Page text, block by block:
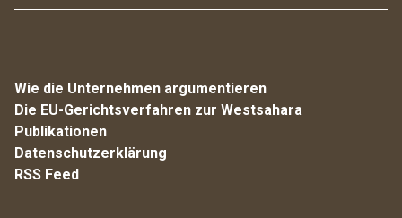
Wie die Unternehmen argumentieren
Die EU-Gerichtsverfahren zur Westsahara
Publikationen
Datenschutzerklärung
RSS Feed